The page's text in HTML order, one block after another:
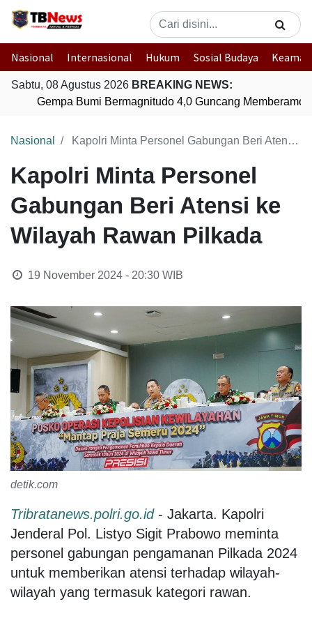
Nasional Internasional Hukum Sosial Budaya
Sabtu, 08 Agustus 2026 BREAKING NEWS:
Gempa Bumi Bermagnitudo 4,0 Guncang Memberamo
Nasional Kapolri Minta Personel Gabungan Beri Atensi ke Wilayah Rawan Pilkada
Kapolri Minta Personel
Gabungan Beri Atensi ke
Wilayah Rawan Pilkada
19 November 2024 - 20:30WIB
detik.com
Tribratanews.polri.go.id- Jakarta. Kapolri
Jenderal Pol. Listyo Sigit Prabowo meminta
personel gabungan pengamanan Pilkada 2024
untuk memberikan atensi terhadap wilayah-
wilayah yang termasuk kategori rawan.